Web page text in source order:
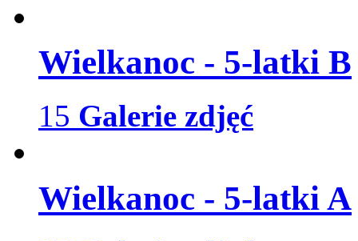
Wielkanoc - 5-latki B
15 Galerie zdjęć
Wielkanoc - 5-latki A